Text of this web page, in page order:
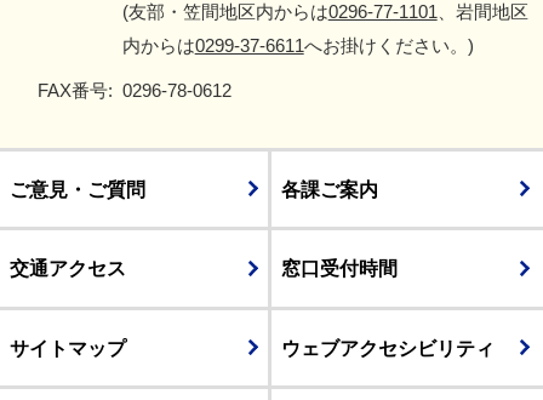
(友部・笠間地区内からは0296-77-1101 、岩間地区
内からは0299-37-6611へお掛けください。)
FAX番号: 0296-78-0612
ご意見・ご質問 各課ご案内
交通アクセス 窓口受付時間
サイトマップ ウェブアクセシビリティ